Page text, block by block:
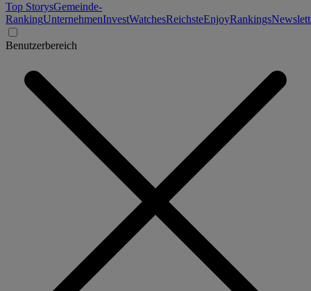
Top StorysGemeinde-
RankingUnternehmenInvestWatchesReichsteEnjoyRankings
Benutzerbereich